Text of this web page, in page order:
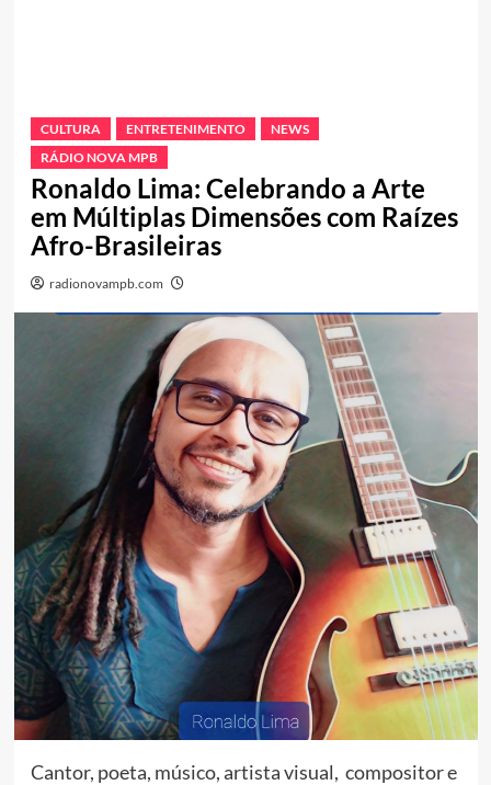
CULTURA ENTRETENIMENTO
NEWS
RÁDIO NOVA MPB
Ronaldo Lima: Celebrando a Arte
em Múltiplas Dimensões com Raízes
Afro-Brasileiras
radionovampb.com
Cantor, poeta, músico, artista visual, compositor e